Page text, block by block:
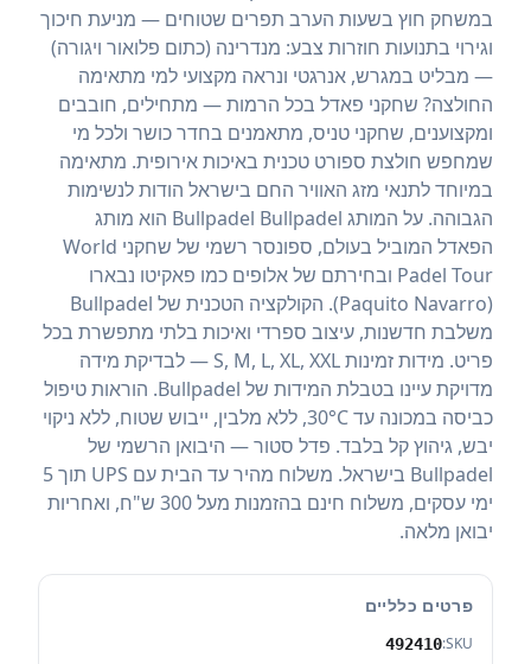
במשחק חוץ בשעות הערב תפרים שטוחים — מניעת חיכוך
וגירוי בתנועות חוזרות צבע: מנדרינה (כתום פלואור ויגורה)
— מבליט במגרש, אנרגטי ונראה מקצועי למי מתאימה
החולצה? שחקני פאדל בכל הרמות — מתחילים, חובבים
ומקצוענים, שחקני טניס, מתאמנים בחדר כושר ולכל מי
שמחפש חולצת ספורט טכנית באיכות אירופית. מתאימה
במיוחד לתנאי מזג האוויר החם בישראל הודות לנשימות
הגבוהה. על המותג Bullpadel Bullpadel הוא מותג
הפאדל המוביל בעולם, ספונסר רשמי של שחקני World
Padel Tour ובחירתם של אלופים כמו פאקיטו נבארו
(Paquito Navarro). הקולקציה הטכנית של Bullpadel
משלבת חדשנות, עיצוב ספרדי ואיכות בלתי מתפשרת בכל
פריט. מידות זמינות S, M, L, XL, XXL — לבדיקת מידה
מדויקת עיינו בטבלת המידות של Bullpadel. הוראות טיפול
כביסה במכונה עד 30°C, ללא מלבין, ייבוש שטוח, ללא ניקוי
יבש, גיהוץ קל בלבד. פדל סטור — היבואן הרשמי של
Bullpadel בישראל. משלוח מהיר עד הבית עם UPS תוך 5
ימי עסקים, משלוח חינם בהזמנות מעל 300 ש"ח, ואחריות
יבואן מלאה.
פרטים כלליים
SKU:
492410